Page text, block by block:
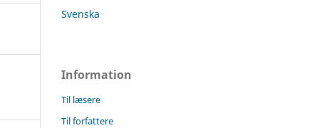
Svenska
Information
Til læsere
Til forfattere